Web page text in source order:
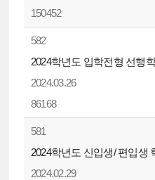
150452
582
2024학년도 입학전형 선행
2024.03.26
86168
581
2024학년도 신입생/ 편입생
2024.02.29